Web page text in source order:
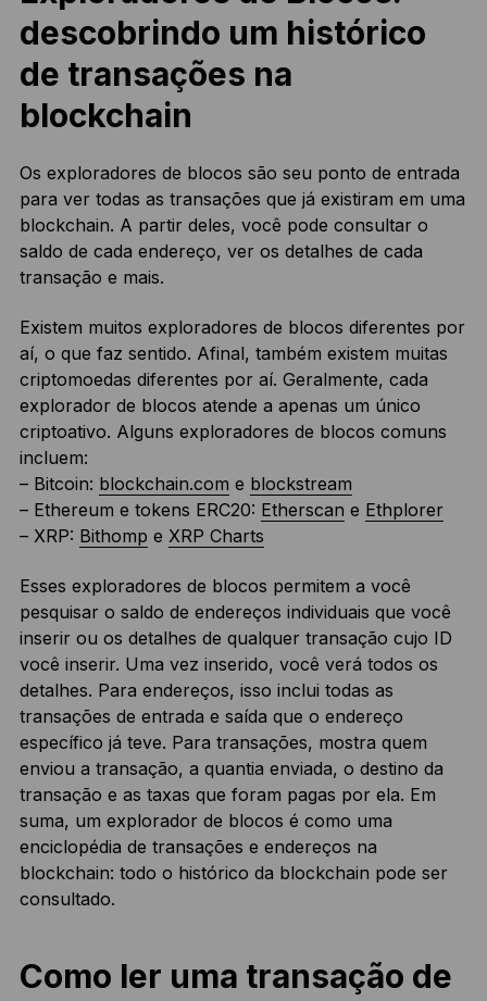
descobrindo um histórico
de transações na
blockchain
Os exploradores de blocos são seu ponto de entrada
para ver todas as transações que já existiram em uma
blockchain. A partir deles, você pode consultar o
saldo de cada endereço, ver os detalhes de cada
transação e mais.
Existem muitos exploradores de blocos diferentes por
aí, o que faz sentido. Afinal, também existem muitas
criptomoedas diferentes por aí. Geralmente, cada
explorador de blocos atende a apenas um único
criptoativo. Alguns exploradores de blocos comuns
incluem:
– Bitcoin: blockchain.com e blockstream
– Ethereum e tokens ERC20: Etherscan e Ethplorer
– XRP: Bithomp e XRP Charts
Esses exploradores de blocos permitem a você
pesquisar o saldo de endereços individuais que você
inserir ou os detalhes de qualquer transação cujo ID
você inserir. Uma vez inserido, você verá todos os
detalhes. Para endereços, isso inclui todas as
transações de entrada e saída que o endereço
específico já teve. Para transações, mostra quem
enviou a transação, a quantia enviada, o destino da
transação e as taxas que foram pagas por ela. Em
suma, um explorador de blocos é como uma
enciclopédia de transações e endereços na
blockchain: todo o histórico da blockchain pode ser
consultado.
Como ler uma transação de